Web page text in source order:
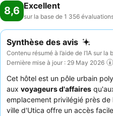
8,6 Excellent
sur la base de 1 356
Synthèse des avis
Contenu résumé à l’aide de l’IA sur
Dernière mise à jour : 29 May 2026
Cet hôtel est un pôle urbain
aux voyageurs d'affaires
emplacement privilégié près
ville d'Utica offre un accès